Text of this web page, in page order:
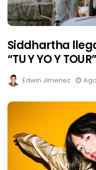
Siddhartha
“TU Y YO Y
Edwin Jimenez